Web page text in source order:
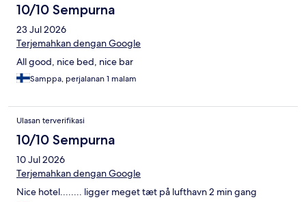
10/10 Sempurna
23 Jul 2026
Terjemahkan dengan Google
All good, nice bed, nice bar
Samppa, perjalanan 1 malam
Ulasan terverifikasi
10/10 Sempurna
10 Jul 2026
Terjemahkan dengan Google
Nice hotel........ ligger meget tæt på lufthavn 2 min gang